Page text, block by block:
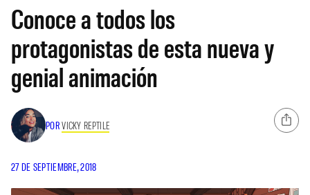
Conoce a todos los
protagonistas de esta nueva y
genial animación
PORVICKY REPTILE
27 DE SEPTIEMBRE, 2018